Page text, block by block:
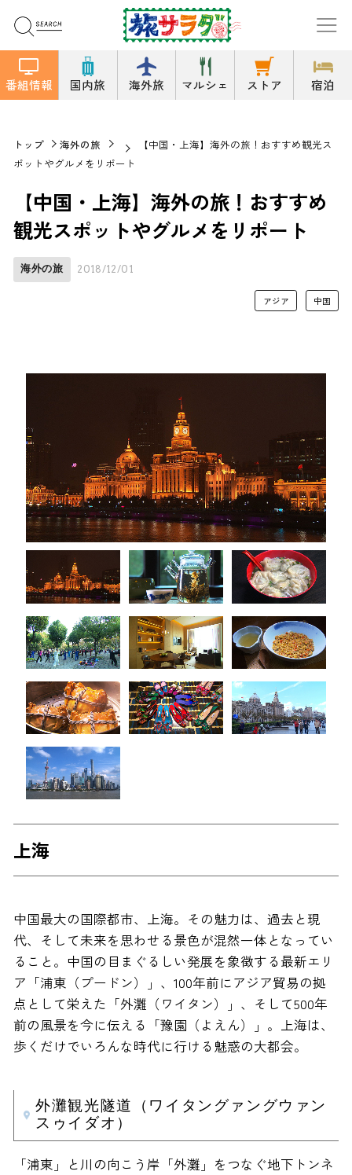
番組情報 国内旅 海外旅 マルシェ ストア 宿泊
トップ 海外の旅
【中国・上海】海外の旅！おすすめ観光ス
ポットやグルメをリポート
【中国・上海】海外の旅！おすすめ
観光スポットやグルメをリポート
海外の旅 2018/12/01
アジア 中国
上海
中国最大の国際都市、上海。その魅力は、過去と現
代、そして未来を思わせる景色が混然一体となってい
ること。中国の目まぐるしい発展を象徴する最新エリ
ア「浦東（プードン）」、100年前にアジア貿易の拠
点として栄えた「外灘（ワイタン）」、そして500年
前の風景を今に伝える「豫園（よえん）」。上海は、
歩くだけでいろんな時代に行ける魅惑の大都会。
外灘観光隧道（ワイタングァングウァン
スゥイダオ）
「浦東」と川の向こう岸「外灘」をつなぐ地下トンネ